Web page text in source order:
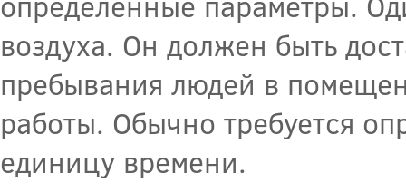
воздуха. Он должен быть
пребывания людей в
работы. Обычно требуется
единицу времени.